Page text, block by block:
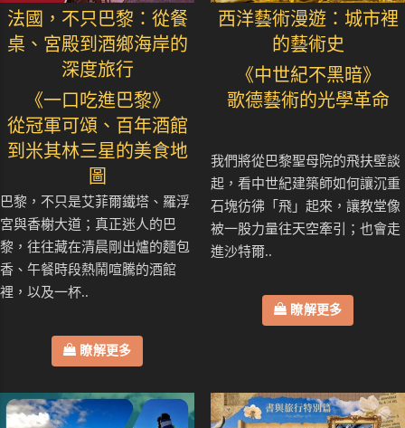
法國，不只巴黎：從餐
桌、宮殿到酒鄉海岸的
深度旅行
《一口吃進巴黎》
從冠軍可頌、百年酒館
到米其林三星的美食地
圖
巴黎，不只是艾菲爾鐵塔、羅浮
宮與香榭大道；真正迷人的巴
黎，往往藏在清晨剛出爐的麵包
香、午餐時段熱鬧喧騰的酒館
裡，以及一杯..
瞭解更多
西洋藝術漫遊：城市裡
的藝術史
《中世紀不黑暗》
歌德藝術的光學革命
我們將從巴黎聖母院的飛扶壁談
起，看中世紀建築師如何讓沉重
石塊彷彿「飛」起來，讓教堂像
被一股力量往天空牽引；也會走
進沙特爾..
瞭解更多